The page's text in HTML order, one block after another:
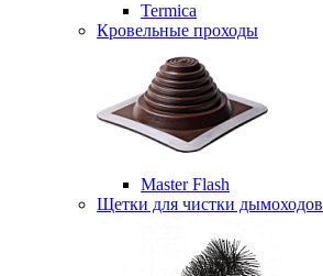
Termica
Кровельные проходы
Master Flash
Щетки для чистки дымоходов